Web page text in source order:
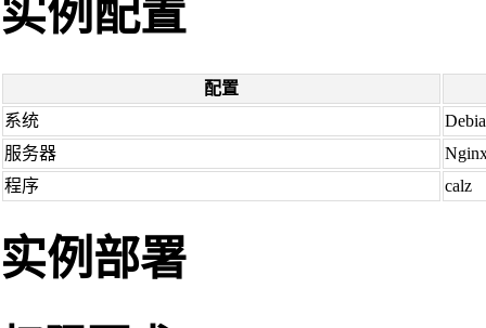
实例配置
配置
系统
服务器
程序
calz
实例部署